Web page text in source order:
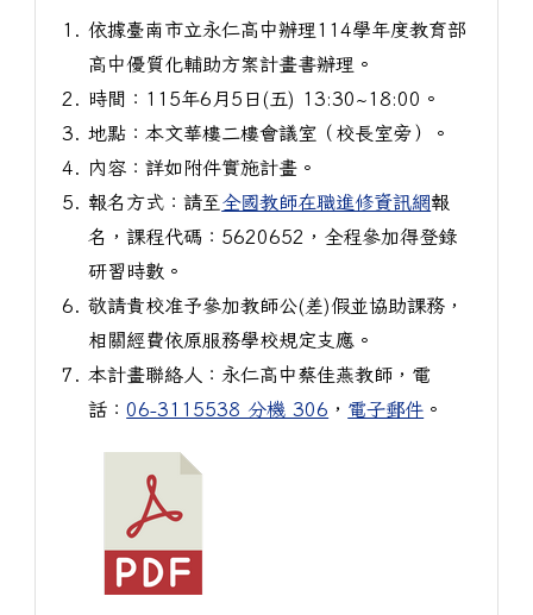
依據臺南市立永仁高中辦理114學年度教育部
高中優質化輔助方案計畫書辦理。
時間：115年6月5日(五) 13:30~18:00。
地點：本文華樓二樓會議室（校長室旁）。
內容：詳如附件實施計畫。
報名方式：請至全國教師在職進修資訊網報
名，課程代碼：5620652，全程參加得登錄
研習時數。
敬請貴校准予參加教師公(差)假並協助課務，
相關經費依原服務學校規定支應。
本計畫聯絡人：永仁高中蔡佳燕教師，電
話：06-3115538 分機 306 ， 電子郵件 。